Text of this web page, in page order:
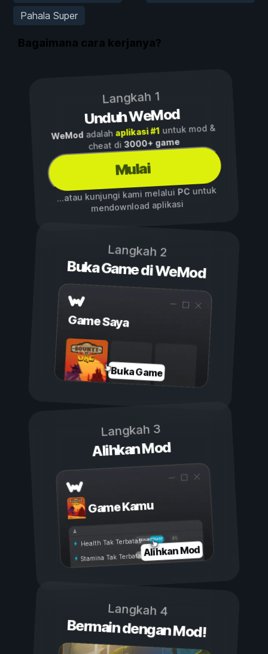
Pahala Super
Bagaimana cara kerjanya?
Langkah 1
Unduh WeMod
WeModadalah aplikasi #1untuk mod &
cheat di3000+ game
Mulai
...atau kunjungi kami melalui PCuntuk
mendownload aplikasi
Langkah 2
Buka Game di WeMod
Game Saya
Buka Game
Langkah 3
Alihkan Mod
Game Kamu
Aktif
Nonaktif
Health Tak Terbatas
Stamina Tak TerbatasAlihkan Mod
Langkah 4
Bermain dengan Mod!